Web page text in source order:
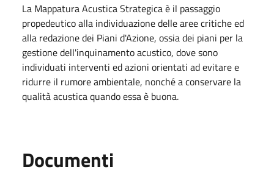
La Mappatura Acustica Strategica è il passaggio
propedeutico alla individuazione delle aree critiche ed
alla redazione dei Piani d'Azione, ossia dei piani per la
gestione dell'inquinamento acustico, dove sono
individuati interventi ed azioni orientati ad evitare e
ridurre il rumore ambientale, nonché a conservare la
qualità acustica quando essa è buona.
Documenti